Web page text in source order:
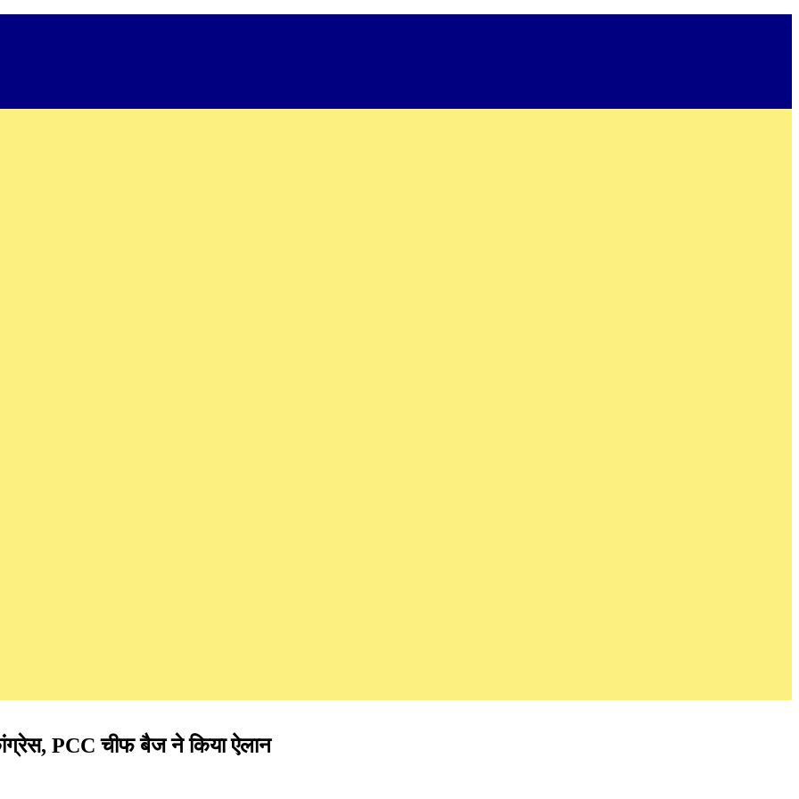
PCC चीफ बैज ने किया ऐलान